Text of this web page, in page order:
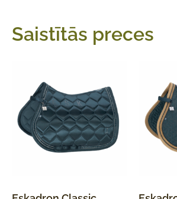
Saistītās preces